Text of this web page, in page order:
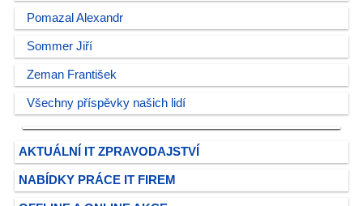
Pomazal Alexandr
Sommer Jiří
Zeman František
Všechny příspěvky našich lidí
AKTUÁLNÍ IT ZPRAVODAJSTVÍ
NABÍDKY PRÁCE IT FIREM